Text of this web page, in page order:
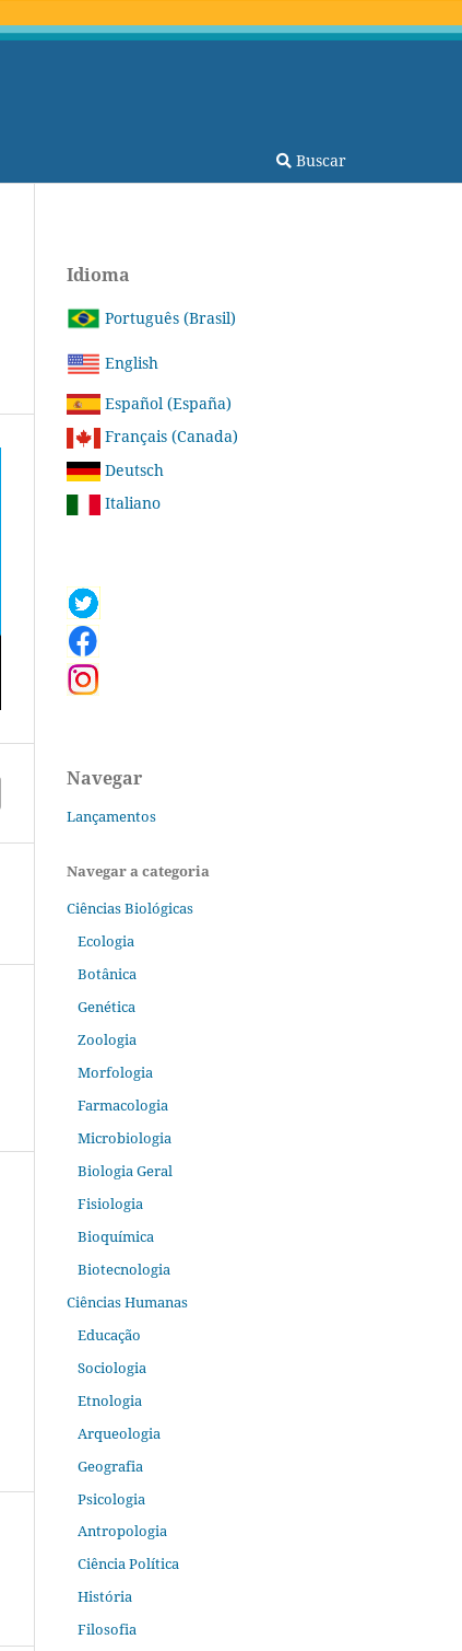
Buscar
Idioma
Português (Brasil)
English
Español (España)
Français (Canada)
Deutsch
Italiano
Navegar
Lançamentos
Navegar a categoria
Ciências Biológicas
Ecologia
Botânica
Genética
Zoologia
Morfologia
Farmacologia
Microbiologia
Biologia Geral
Fisiologia
Bioquímica
Biotecnologia
Ciências Humanas
Educação
Sociologia
Etnologia
Arqueologia
Geografia
Psicologia
Antropologia
Ciência Política
História
Filosofia